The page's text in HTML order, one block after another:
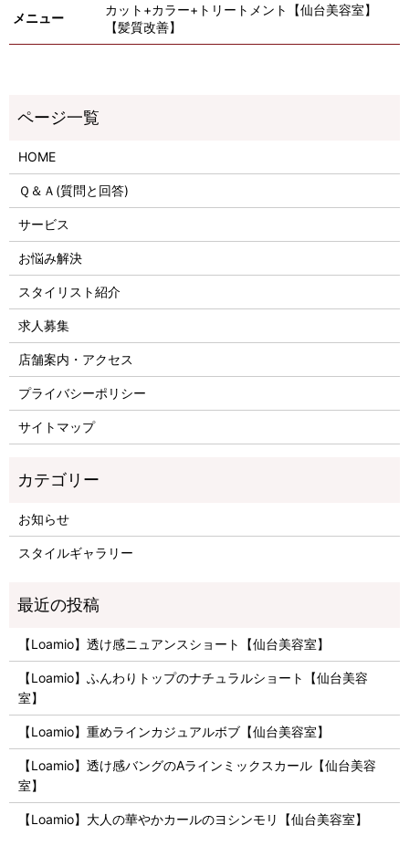
メニュー
カット+カラー+トリートメント【仙台美容室】
【髪質改善】
HOME
Ｑ＆Ａ(質問と回答)
サービス
お悩み解決
スタイリスト紹介
求人募集
店舗案内・アクセス
プライバシーポリシー
サイトマップ
お知らせ
スタイルギャラリー
【Loamio】透け感ニュアンスショート【仙台美容室】
【Loamio】ふんわりトップのナチュラルショート【仙台美容
室】
【Loamio】重めラインカジュアルボブ【仙台美容室】
【Loamio】透け感バングのAラインミックスカール【仙台美容
室】
【Loamio】大人の華やかカールのヨシンモリ【仙台美容室】